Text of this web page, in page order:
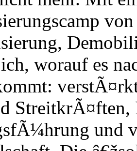
worauf es
StreitkrÃ¤ften,
und